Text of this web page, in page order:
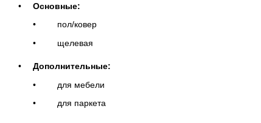
Основные:
пол/ковер
щелевая
Дополнительные:
для мебели
для паркета